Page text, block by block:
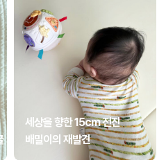
세상을 향한 15cm 전진
배밀이의 재발견